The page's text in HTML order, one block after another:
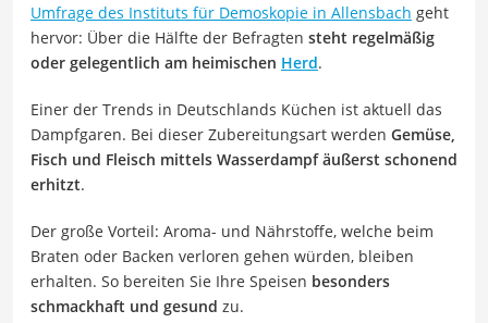
Umfrage des Instituts für Demoskopie in Allensbach geht
hervor: Über die Hälfte der Befragten steht regelmäßig
oder gelegentlich am heimischen Herd.
Einer der Trends in Deutschlands Küchen ist aktuell das
Dampfgaren. Bei dieser Zubereitungsart werden Gemüse,
Fisch und Fleisch mittels Wasserdampf äußerst schonend
erhitzt.
Der große Vorteil: Aroma- und Nährstoffe, welche beim
Braten oder Backen verloren gehen würden, bleiben
erhalten. So bereiten Sie Ihre Speisen besonders
schmackhaft und gesund zu.